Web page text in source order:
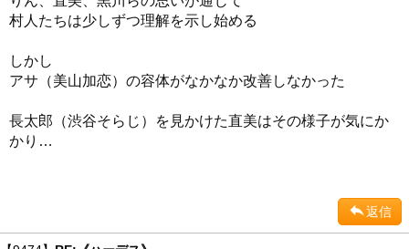
村人たちは少しずつ理解を示し始める
しかし
アサ（美山加恋）の容体がなかなか改善しなかった
長太郎（渋谷そらじ）を見かけた直美はその様子が気にか
かり…
返信